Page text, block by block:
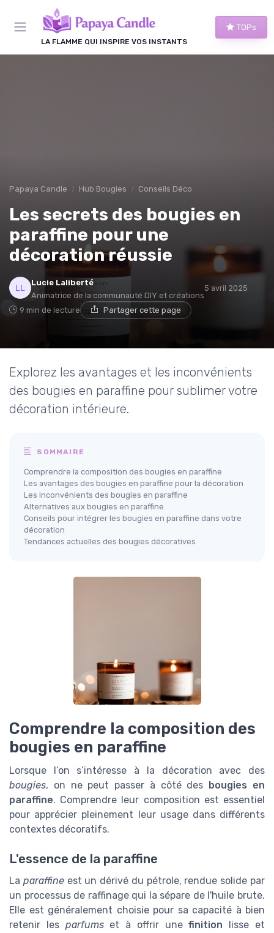
LA FLAMME QUI INSPIRE VOS INSTANTS
TOPs
Papaya Candle Hub Bougies Conseils Déco
Les secrets des bougies en
paraffine pour une
décoration réussie
Lucie Laliberté
Animatrice de la communauté DIY et créations
5 avril 2025
9 min de lecture Partager cette page
Explorez les avantages et les inconvénients
des bougies en paraffine pour sublimer votre
décoration intérieure.
SOMMAIRE
Comprendre la composition des bougies en paraffine
Les avantages des bougies en paraffine pour la décoration
Les inconvénients des bougies en paraffine
Alternatives aux bougies en paraffine
Conseils pour intégrer les bougies en paraffine dans votre
décoration
Tendances actuelles des bougies décoratives
Comprendre la composition des
bougies en paraffine
Lorsque l’on s’intéresse à la décoration avec des
bougies, on ne peut passer à côté des bougies en
paraffine. Comprendre leur composition est essentiel
pour apprécier pleinement leur usage dans différents
contextes décoratifs.
L'essence de la paraffine
La paraffineest un dérivé du pétrole, rendue solide par
un processus de raffinage qui la sépare de l'huile brute.
Elle est généralement choisie pour sa capacité à bien
retenir les parfumset à offrir unefinition lisse et
Panneau de gestion des cookies